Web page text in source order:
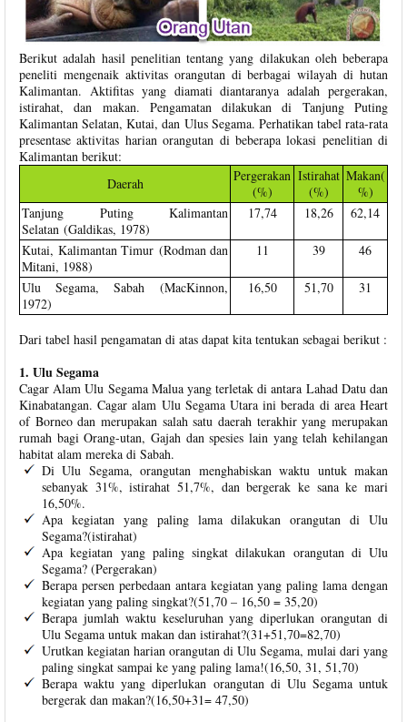
Berikut adalah hasil penelitian tentang yang dilakukan oleh beberapa
peneliti mengenaik aktivitas orangutan di berbagai wilayah di hutan
Kalimantan. Aktifitas yang diamati diantaranya adalah pergerakan,
istirahat, dan makan. Pengamatan dilakukan di Tanjung Puting
Kalimantan Selatan, Kutai, dan Ulus Segama. Perhatikan tabel rata-rata
presentase aktivitas harian orangutan di beberapa lokasi penelitian di
Kalimantan berikut:
Daerah
Pergerakan
(%)
Istirahat
(%)
Makan(
%)
Tanjung Puting Kalimantan
Selatan (Galdikas, 1978)
17,74 18,26 62,14
Kutai, Kalimantan Timur (Rodman dan
Mitani, 1988)
11 39 46
Ulu Segama, Sabah (MacKinnon,
1972)
16,50 51,70 31
Dari tabel hasil pengamatan di atas dapat kita tentukan sebagai berikut :
1. Ulu Segama
Cagar Alam Ulu Segama Malua yang terletak di antara Lahad Datu dan
Kinabatangan. Cagar alam Ulu Segama Utara ini berada di area Heart
of Borneo dan merupakan salah satu daerah terakhir yang merupakan
rumah bagi Orang-utan, Gajah dan spesies lain yang telah kehilangan
habitat alam mereka di Sabah.
Di Ulu Segama, orangutan menghabiskan waktu untuk makan
sebanyak 31%, istirahat 51,7%, dan bergerak ke sana ke mari
16,50%.
Apa kegiatan yang paling lama dilakukan orangutan di Ulu
Segama?(istirahat)
Apa kegiatan yang paling singkat dilakukan orangutan di Ulu
Segama? (Pergerakan)
Berapa persen perbedaan antara kegiatan yang paling lama dengan
kegiatan yang paling singkat?(51,70 – 16,50 = 35,20)
Berapa jumlah waktu keseluruhan yang diperlukan orangutan di
Ulu Segama untuk makan dan istirahat?(31+51,70=82,70)
Urutkan kegiatan harian orangutan di Ulu Segama, mulai dari yang
paling singkat sampai ke yang paling lama!(16,50, 31, 51,70)
Berapa waktu yang diperlukan orangutan di Ulu Segama untuk
bergerak dan makan?(16,50+31= 47,50)